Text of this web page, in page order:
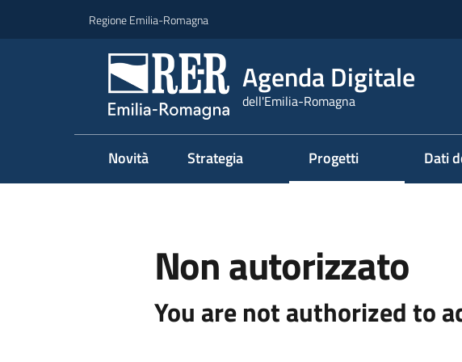
Regione Emilia-Romagna
Agenda Digitale
dell'Emilia-Romagna
Novità Strategia Progetti Dati
Non autorizzato
You are not authorized to